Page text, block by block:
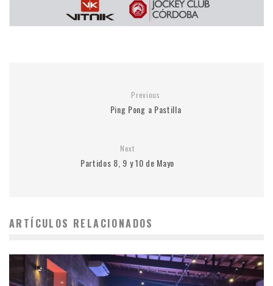
Previous
Ping Pong a Pastilla
Next
Partidos 8, 9 y 10 de Mayo
ARTÍCULOS RELACIONADOS